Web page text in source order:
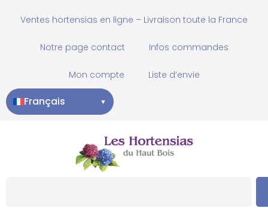
Ventes hortensias en ligne – Livraison toute la France
Notre page contact Infos commandes
Mon compte Liste d’envie
Français ▼